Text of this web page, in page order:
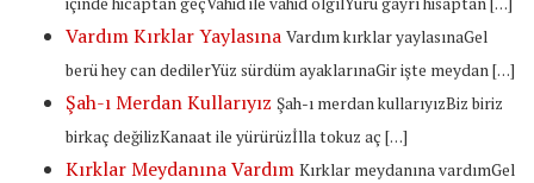
Vardım Kırklar Yaylasına Vardım kırklar yaylasınaGel
berü hey can dedilerYüz sürdüm ayaklarınaGir işte meydan […]
Şah-ı Merdan Kullarıyız Şah-ı merdan kullarıyızBiz biriz
birkaç değilizKanaat ile yürürüzİlla tokuz aç […]
Kırklar Meydanına Vardım Kırklar meydanına vardımGel